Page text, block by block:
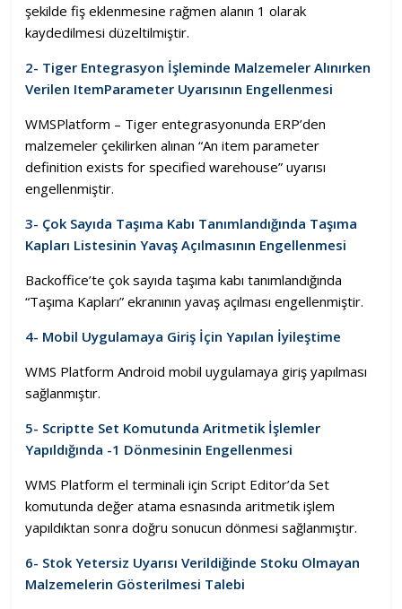
şekilde fiş eklenmesine rağmen alanın 1 olarak
kaydedilmesi düzeltilmiştir.
2- Tiger Entegrasyon İşleminde Malzemeler Alınırken
Verilen ItemParameter Uyarısının Engellenmesi
WMSPlatform – Tiger entegrasyonunda ERP’den
malzemeler çekilirken alınan “An item parameter
definition exists for specified warehouse” uyarısı
engellenmiştir.
3- Çok Sayıda Taşıma Kabı Tanımlandığında Taşıma
Kapları Listesinin Yavaş Açılmasının Engellenmesi
Backoffice’te çok sayıda taşıma kabı tanımlandığında
“Taşıma Kapları” ekranının yavaş açılması engellenmiştir.
4- Mobil Uygulamaya Giriş İçin Yapılan İyileştime
WMS Platform Android mobil uygulamaya giriş yapılması
sağlanmıştır.
5- Scriptte Set Komutunda Aritmetik İşlemler
Yapıldığında -1 Dönmesinin Engellenmesi
WMS Platform el terminali için Script Editor’da Set
komutunda değer atama esnasında aritmetik işlem
yapıldıktan sonra doğru sonucun dönmesi sağlanmıştır.
6- Stok Yetersiz Uyarısı Verildiğinde Stoku Olmayan
Malzemelerin Gösterilmesi Talebi